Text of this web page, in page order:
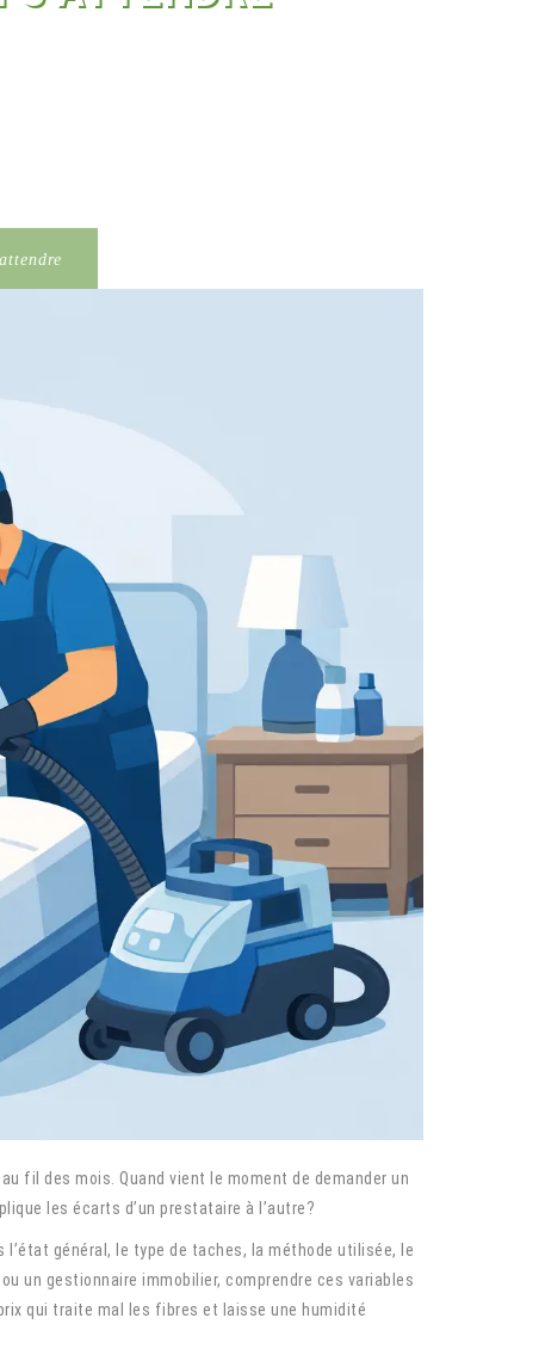
fil des mois. Quand vient le moment de demander un
les écarts d’un prestataire à l’autre?
général, le type de taches, la méthode utilisée, le
un gestionnaire immobilier, comprendre ces variables
qui traite mal les fibres et laisse une humidité